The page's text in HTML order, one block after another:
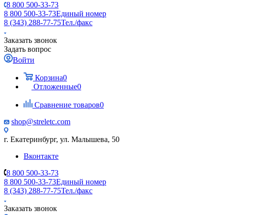
8 800 500-33-73
8 800 500-33-73Единый номер
8 (343) 288-77-75Тел./факс
Заказать звонок
Задать вопрос
Войти
Корзина0
Отложенные0
Сравнение товаров0
shop@streletc.com
г. Екатеринбург, ул. Малышева, 50
Вконтакте
8 800 500-33-73
8 800 500-33-73Единый номер
8 (343) 288-77-75Тел./факс
Заказать звонок